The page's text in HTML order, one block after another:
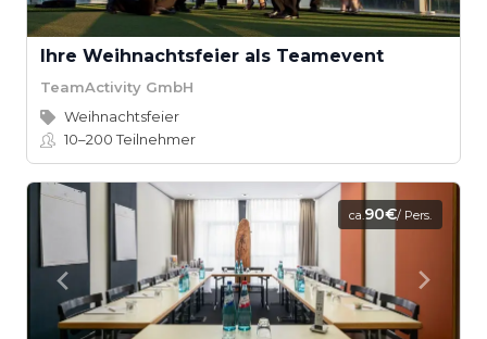
Ihre Weihnachtsfeier als Teamevent
TeamActivity GmbH
Weihnachtsfeier
10–200Teilnehmer
ca.90€/ Pers.